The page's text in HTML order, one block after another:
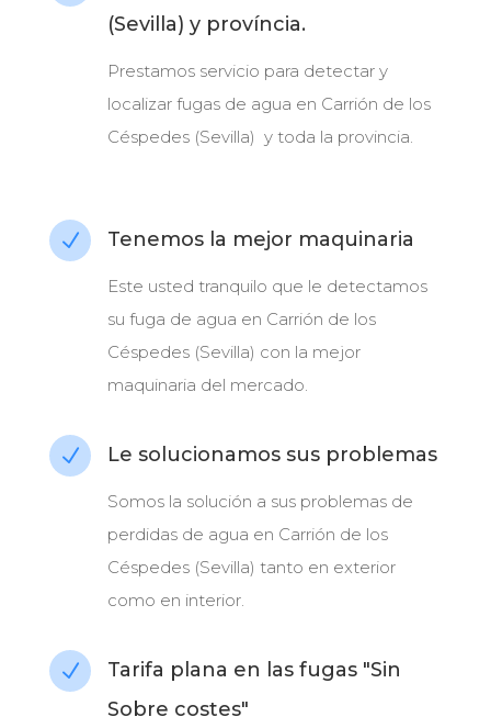
(Sevilla) y província.
Prestamos servicio para detectar y
localizar fugas de agua en Carrión de los
Céspedes (Sevilla) y toda la provincia.
N Tenemos la mejor maquinaria
Este usted tranquilo que le detectamos
su fuga de agua en Carrión de los
Céspedes (Sevilla) con la mejor
maquinaria del mercado.
N Le solucionamos sus problemas
Somos la solución a sus problemas de
perdidas de agua en Carrión de los
Céspedes (Sevilla) tanto en exterior
como en interior.
N
Tarifa plana en las fugas "Sin
Sobre costes"